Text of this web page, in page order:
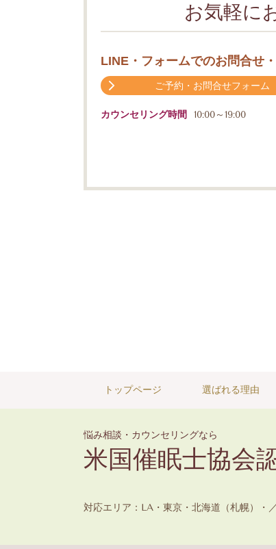
お気軽に
LINE・フォームでのお問合せ
ご予約・お問合せフォーム
カウンセリング時間 10:00～19:00
トップページ 選ばれる理由
悩み相談・カウンセリングなら
米国催眠士協会
対応エリア：LA・東京・北海道（札幌）・